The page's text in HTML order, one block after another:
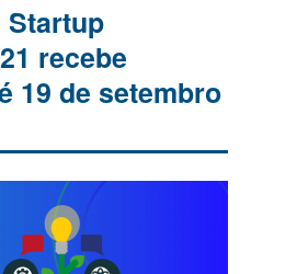
Startup
recebe
19 de setembro